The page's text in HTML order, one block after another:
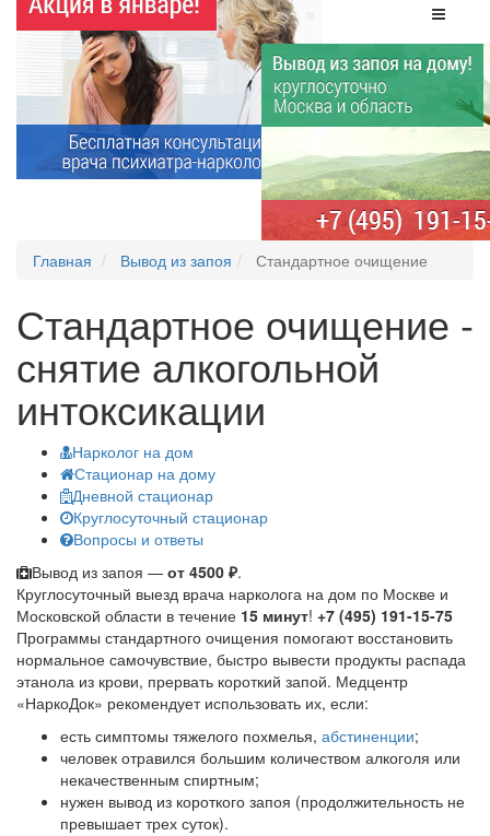
Меню
Главная Вывод из запоя Стандартное очищение
Стандартное очищение -
снятие алкогольной
интоксикации
Нарколог на дом
Стационар на дому
Дневной стационар
Круглосуточный стационар
Вопросы и ответы
Вывод из запоя — от 4500 ₽.
Круглосуточный выезд врача нарколога на дом по Москве и
Московской области в течение 15 минут! +7 (495) 191-15-75
Программы стандартного очищения помогают восстановить
нормальное самочувствие, быстро вывести продукты распада
этанола из крови, прервать короткий запой. Медцентр
«НаркоДок» рекомендует использовать их, если:
есть симптомы тяжелого похмелья, абстиненции;
человек отравился большим количеством алкоголя или
некачественным спиртным;
нужен вывод из короткого запоя (продолжительность не
превышает трех суток).